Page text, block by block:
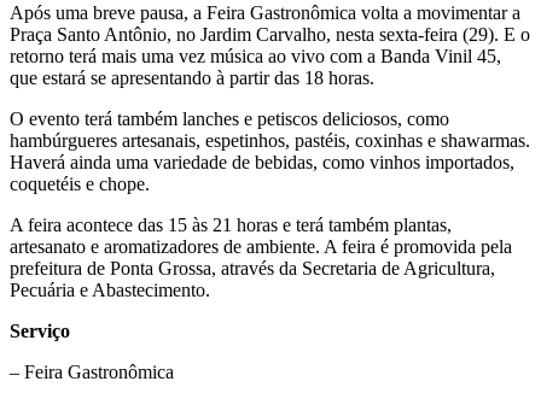
Após uma breve pausa, a Feira Gastronômica volta a movimentar a
Praça Santo Antônio, no Jardim Carvalho, nesta sexta-feira (29). E o
retorno terá mais uma vez música ao vivo com a Banda Vinil 45,
que estará se apresentando à partir das 18 horas.
O evento terá também lanches e petiscos deliciosos, como
hambúrgueres artesanais, espetinhos, pastéis, coxinhas e shawarmas.
Haverá ainda uma variedade de bebidas, como vinhos importados,
coquetéis e chope.
A feira acontece das 15 às 21 horas e terá também plantas,
artesanato e aromatizadores de ambiente. A feira é promovida pela
prefeitura de Ponta Grossa, através da Secretaria de Agricultura,
Pecuária e Abastecimento.
Serviço
– Feira Gastronômica